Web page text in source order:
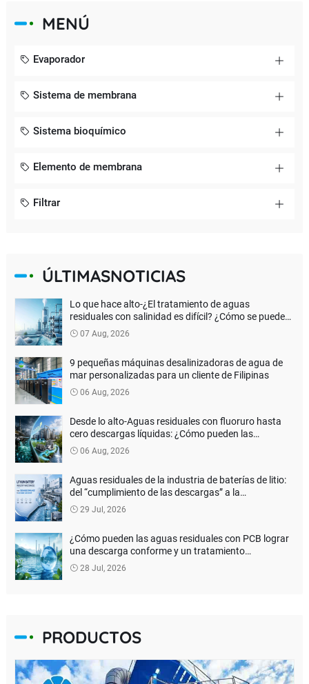
MENÚ
Evaporador
Sistema de membrana
Sistema bioquímico
Elemento de membrana
Filtrar
ÚLTIMASNOTICIAS
Lo que hace alto-¿El tratamiento de aguas
residuales con salinidad es difícil? ¿Cómo se puede
lograr una verdadera descarga de líquido cero?
07 Aug, 2026
9 pequeñas máquinas desalinizadoras de agua de
mar personalizadas para un cliente de Filipinas
06 Aug, 2026
Desde lo alto-Aguas residuales con fluoruro hasta
cero descargas líquidas: ¿Cómo pueden las
empresas de baterías de litio reducir los costos del
tratamiento ambiental?
06 Aug, 2026
Aguas residuales de la industria de baterías de litio:
del “cumplimiento de las descargas” a la
recuperación de recursos
29 Jul, 2026
¿Cómo pueden las aguas residuales con PCB lograr
una descarga conforme y un tratamiento
inofensivo?
28 Jul, 2026
PRODUCTOS